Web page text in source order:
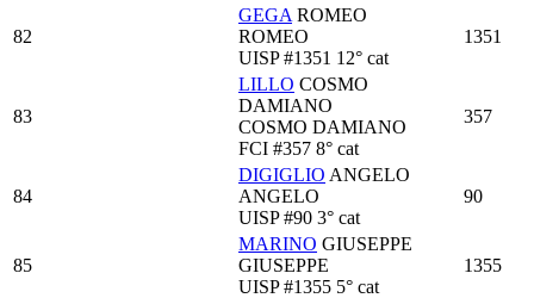
82
GEGA ROMEO
ROMEO
UISP #1351 12° cat
1351
83
LILLO COSMO
DAMIANO
COSMO DAMIANO
FCI #357 8° cat
357
84
DIGIGLIO ANGELO
ANGELO
UISP #90 3° cat
90
85
MARINO GIUSEPPE
GIUSEPPE
UISP #1355 5° cat
1355